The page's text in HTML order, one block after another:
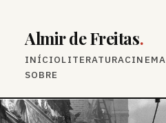
Almir de Freitas.
INÍCIOLITERATURACINEMA
SOBRE